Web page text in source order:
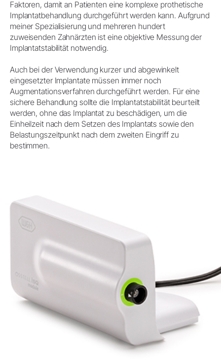
Faktoren, damit an Patienten eine komplexe prothetische
Implantatbehandlung durchgeführt werden kann. Aufgrund
meiner Spezialisierung und mehreren hundert
zuweisenden Zahnärzten ist eine objektive Messung der
Implantatstabilität notwendig.
Auch bei der Verwendung kurzer und abgewinkelt
eingesetzter Implantate müssen immer noch
Augmentationsverfahren durchgeführt werden. Für eine
sichere Behandlung sollte die Implantatstabilität beurteilt
werden, ohne das Implantat zu beschädigen, um die
Einheilzeit nach dem Setzen des Implantats sowie den
Belastungszeitpunkt nach dem zweiten Eingriff zu
bestimmen.